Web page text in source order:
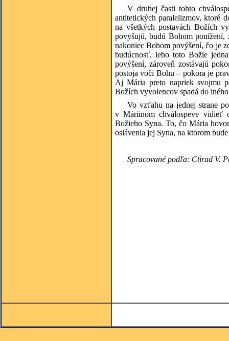
V druhej časti tohto
antitetických paralelizmov, ktoré
na všetkých postavách Božích
povyšujú, budú Bohom
nakoniec Bohom povýšení, čo je
budúcnosť, lebo toto Božie
povýšení, zároveň zostávajú
postoja voči Bohu – pokora je
Aj Mária preto napriek svojmu
Božích vyvolencov spadá do
Vo vzťahu na jednej strane
v Máriinom chválospeve vidieť
Božieho Syna. To, čo Mária
oslávenia jej Syna, na ktorom
Spracované podľa: Ctirad V.